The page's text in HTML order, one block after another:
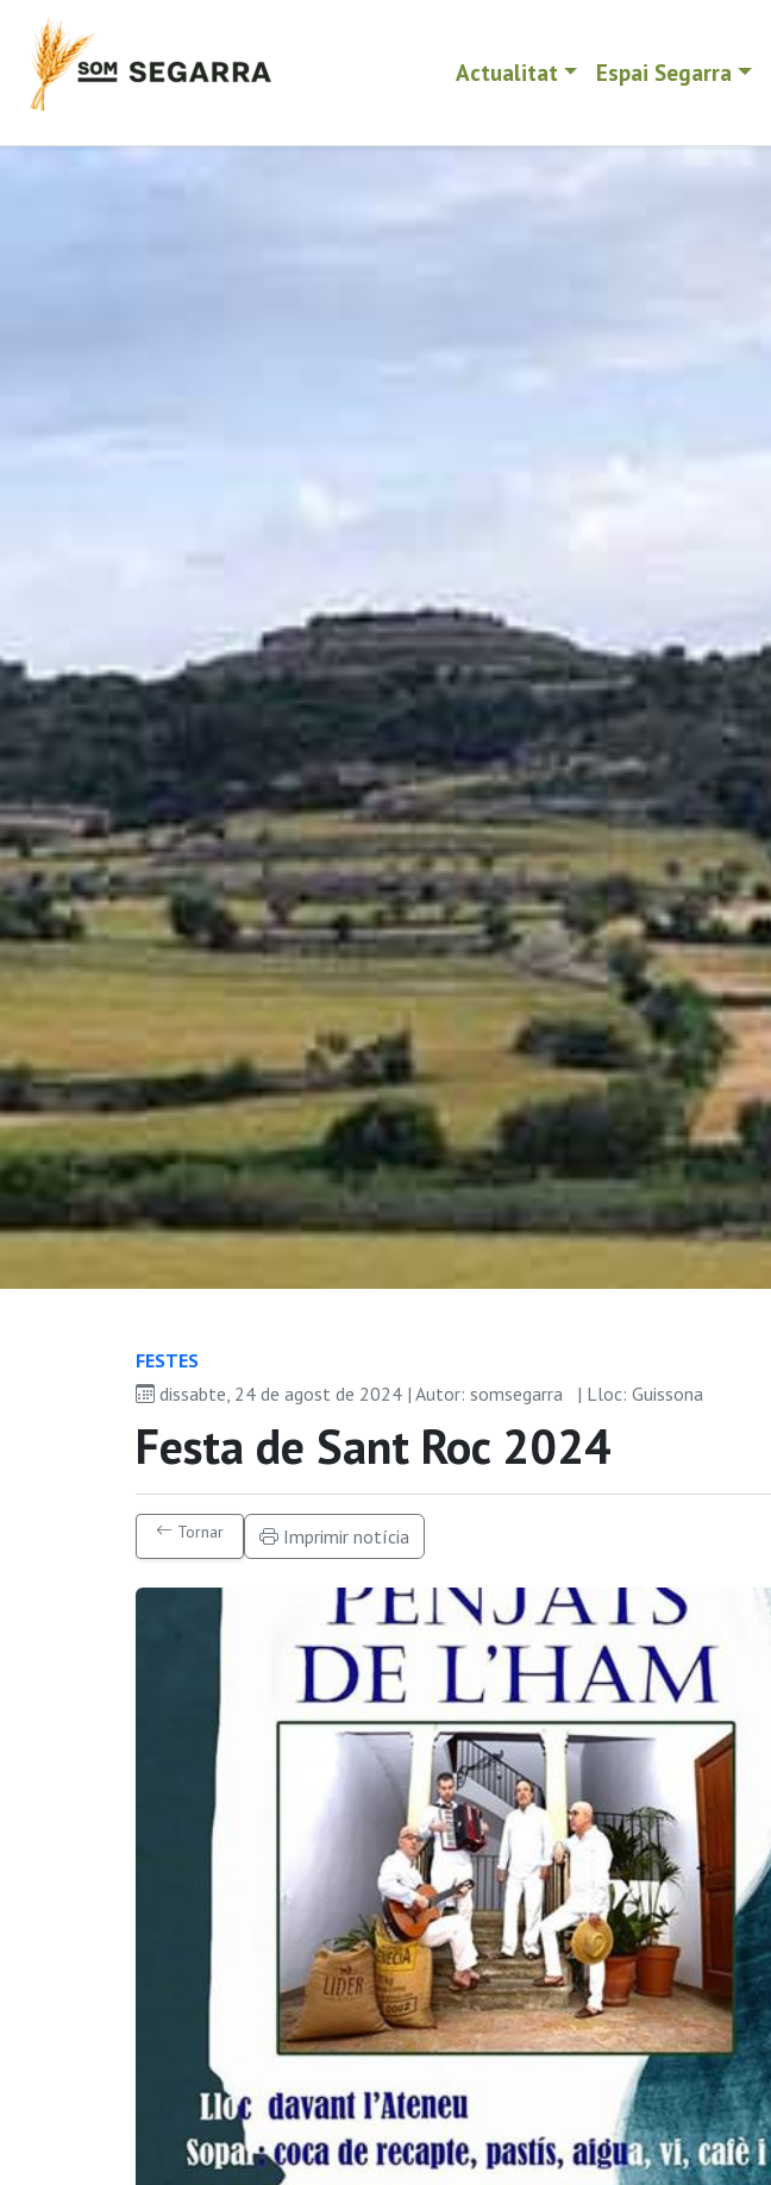
Actualitat Espai Segarra
FESTES
dissabte, 24 de agost de 2024 | Autor: somsegarra
| Lloc: Guissona
Festa de Sant Roc 2024
Tornar Imprimir notícia